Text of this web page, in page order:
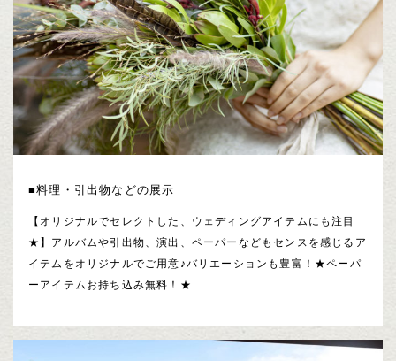
■料理・引出物などの展示
【オリジナルでセレクトした、ウェディングアイテムにも注目
★】アルバムや引出物、演出、ペーパーなどもセンスを感じるア
イテムをオリジナルでご用意♪バリエーションも豊富！★ペーパ
ーアイテムお持ち込み無料！★